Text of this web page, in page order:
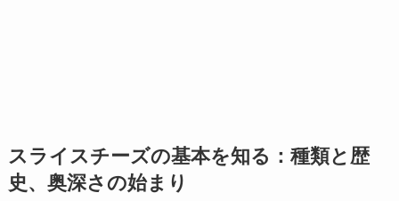
スライスチーズの基本を知る：種類と歴
史、奥深さの始まり